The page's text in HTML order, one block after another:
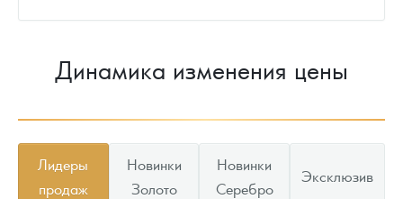
Динамика изменения цены
Лидеры
продаж
Новинки
Золото
Новинки
Серебро
Эксклюзив